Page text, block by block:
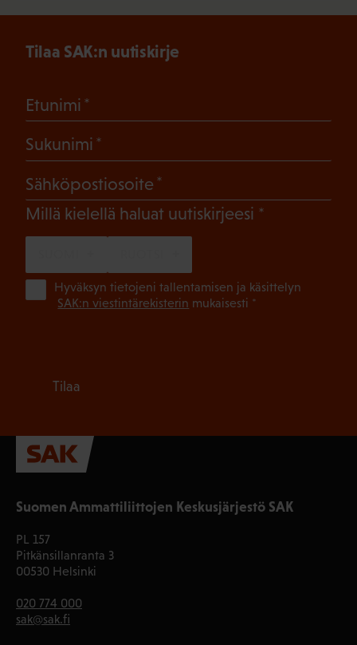
Suomen Ammattiliittojen Keskusjärjestö SAK
PL 157
Pitkänsillanranta 3
00530 Helsinki
020 774 000
sak@sak.fi
Tilaa SAK:n uutiskirje
Etunimi
Sukunimi
Sähköpostiosoite
Millä kielellä haluat uutiskirjeesi (Pakollinen)
Hyväksyn tietojeni tallentamisen ja käsittelyn
SAK:n viestintärekisterin mukaisesti *
Tilaa